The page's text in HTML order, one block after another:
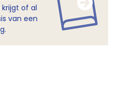
of al
van een